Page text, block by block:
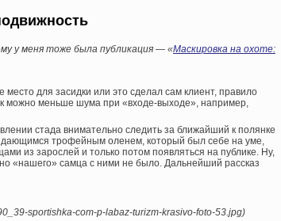
у меня тоже была публикация — «Маскировка на охоте:
для засидки или это сделал сам клиент, правило
можно меньше шума при «входе-выходе», например,
стада внимательно следить за ближайший к полянке
трофейным оленем, который был себе на уме,
из зарослей и только потом появляться на публике. Ну,
«нашего» самца с ними не было. Дальнейший рассказ
sportishka-com-p-labaz-turizm-krasivo-foto-53.jpg)